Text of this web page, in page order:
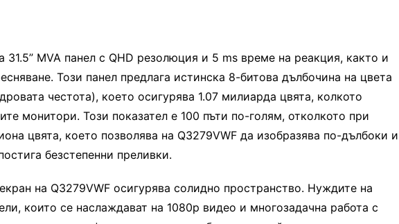
31.5” MVA панел с QHD резолюция и 5 ms време на реакция, както и
Този панел предлага истинска 8-битова дълбочина на цвета
честота), което осигурява 1.07 милиарда цвята, колкото
монитори. Този показател е 100 пъти по-голям, отколкото при
цвята, което позволява на Q3279VWF да изобразява по-дълбоки и
безстепенни преливки.
на Q3279VWF осигурява солидно пространство. Нуждите на
които се наслаждават на 1080p видео и многозадачна работа с